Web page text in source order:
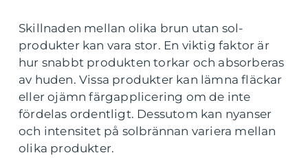
Skillnaden mellan olika brun utan sol-
produkter kan vara stor. En viktig faktor är
hur snabbt produkten torkar och absorberas
av huden. Vissa produkter kan lämna fläckar
eller ojämn färgapplicering om de inte
fördelas ordentligt. Dessutom kan nyanser
och intensitet på solbrännan variera mellan
olika produkter.